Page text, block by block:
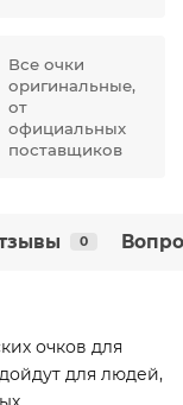
Все очки
оригинальные,
от
официальных
поставщиков
0
очков для
для людей,